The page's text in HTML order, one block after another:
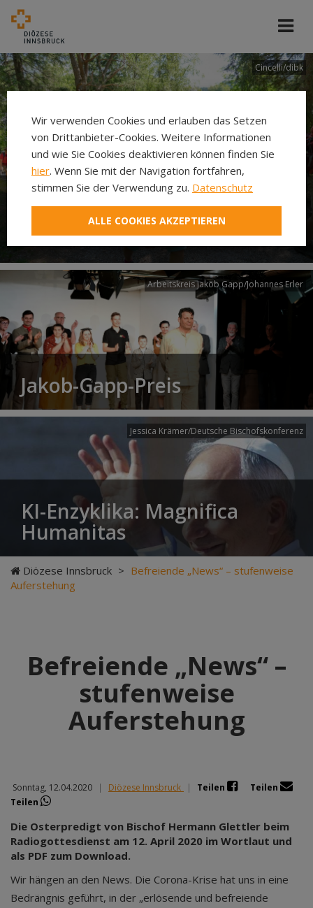
Cincelli/dibk
Neuer Pilgerweg Via
Laudato si’
Arbeitskreis Jakob Gapp/Johannes Erler
Jakob-Gapp-Preis
Jessica Krämer/Deutsche Bischofskonferenz
KI-Enzyklika: Magnifica
Humanitas
Diözese Innsbruck > Befreiende „News“ – stufenweise
Auferstehung
Befreiende „News“ –
stufenweise
Auferstehung
Sonntag, 12.04.2020 | Diözese Innsbruck | Teilen
Teilen
Teilen
Die Osterpredigt von Bischof Hermann Glettler beim
Radiogottesdienst am 12. April 2020 im Wortlaut und
als PDF zum Download.
Wir hängen an den News. Die Corona-Krise hat uns in eine
Bedrängnis geführt, in der „erlösende und befreiende
Wir verwenden Cookies und erlauben das Setzen
von Drittanbieter-Cookies. Weitere Informationen
und wie Sie Cookies deaktivieren können finden Sie
hier. Wenn Sie mit der Navigation fortfahren,
stimmen Sie der Verwendung zu. Datenschutz
ALLE COOKIES AKZEPTIEREN